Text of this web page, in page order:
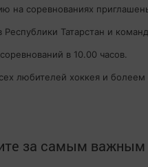
на соревнованиях
Республики Татарстан и
в 10.00 часов.
любителей хоккея и болеем
за самым важным